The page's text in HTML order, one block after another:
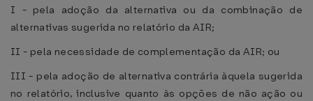
I - pela adoção da alternativa ou da combinação de
alternativas sugerida no relatório da AIR;
II - pela necessidade de complementação da AIR; ou
III - pela adoção de alternativa contrária àquela sugerida
no relatório, inclusive quanto às opções de não ação ou